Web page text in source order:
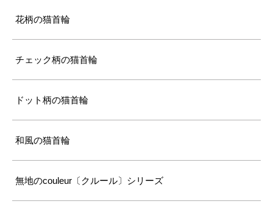
花柄の猫首輪
チェック柄の猫首輪
ドット柄の猫首輪
和風の猫首輪
無地のcouleur〔クルール〕シリーズ